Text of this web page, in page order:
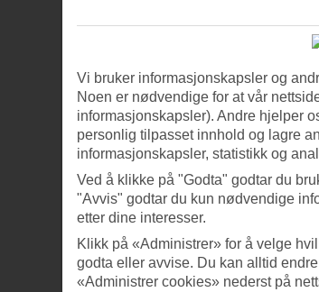
Vi bruker informasjonskapsler og
Noen er nødvendige for at vår
informasjonskapsler). Andre hjelper
personlig tilpasset innhold og lagre
informasjonskapsler, statistikk og
Ved å klikke på "Godta" godtar du
"Avvis" godtar du kun nødvendige
etter dine interesser.
Klikk på «Administrer» for å velge
godta eller avvise. Du kan alltid
«Administrer cookies» nederst på